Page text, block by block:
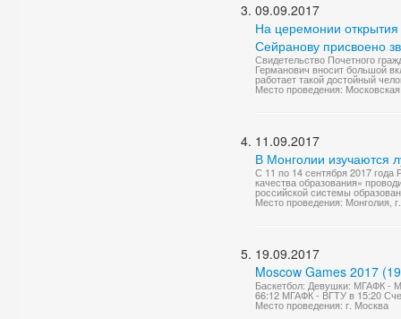
09.09.2017
На церемонии
Сейранову присвоено
Свидетельство Почетного
Германович вносит большой
работает такой достойный
Место проведения:
11.09.2017
В Монголии изучаются
С 11 по 14 сентября 2017
качества образования»
российской системы
Место проведения: Монголия,
19.09.2017
Moscow Games 2017
Баскетбол: Девушки: МГАФК -
66:12 МГАФК - ВГТУ в 15:20
Место проведения: г. Москва